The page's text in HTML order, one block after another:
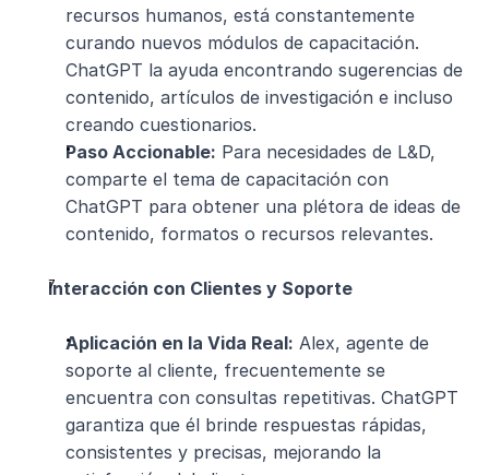
recursos humanos, está constantemente
curando nuevos módulos de capacitación.
ChatGPT la ayuda encontrando sugerencias de
contenido, artículos de investigación e incluso
creando cuestionarios.
Paso Accionable: Para necesidades de L&D,
comparte el tema de capacitación con
ChatGPT para obtener una plétora de ideas de
contenido, formatos o recursos relevantes.
Interacción con Clientes y Soporte
Aplicación en la Vida Real: Alex, agente de
soporte al cliente, frecuentemente se
encuentra con consultas repetitivas. ChatGPT
garantiza que él brinde respuestas rápidas,
consistentes y precisas, mejorando la